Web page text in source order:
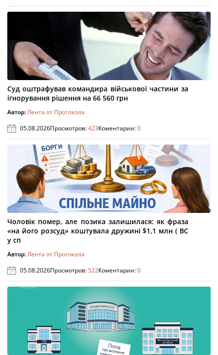
Суд оштрафував командира військової частини за
ігнорування рішення на 66 560 грн
Автор:Лента от Протокола
05.08.2026Просмотров:423Коментарии:0
Чоловік помер, але позика залишилася: як фраза
«на його розсуд» коштувала дружині $1,1 млн ( ВС
у сп
Автор:Лента от Протокола
05.08.2026Просмотров:522Коментарии:0